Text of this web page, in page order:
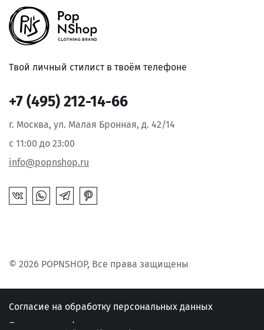
Твой личный стилист в твоём телефоне
© 2026 POPNSHOP, Все права защищены
+7 (495) 212-14-66
г. Москва, ул. Малая Бронная, д. 42/14
с 11:00 до 23:00
info@popnshop.ru
Согласие на обработку персональных данных
Политика конфиденциальности